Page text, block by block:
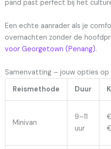
pand past perfect bij het
Een echte aanrader als je
overnachten zonder de
voor Georgetown (Penang).
Samenvatting – jouw opties op
Reismethode
Duur
Minivan
9–11
uur